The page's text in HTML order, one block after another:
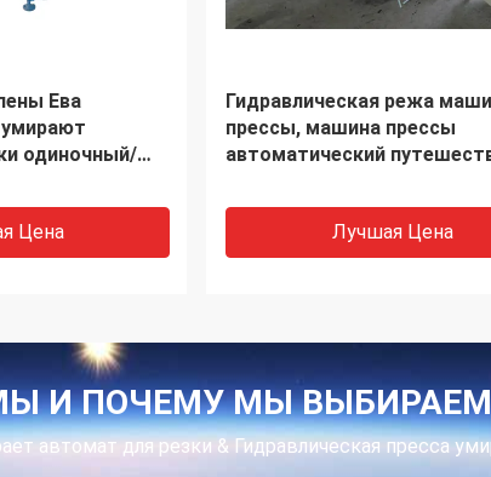
точности
автомат
Цена
Гидравлические двойные
цилиндры кроют кожей
резца прессы
Лучшая Цена
И ПОЧЕМУ МЫ ВЫБИРАЕМ
автомат для резки & Гидравлическая пресса